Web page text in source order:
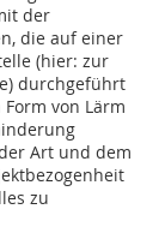
der
die auf einer
(hier: zur
durchgeführt
von Lärm
Art und dem
zu